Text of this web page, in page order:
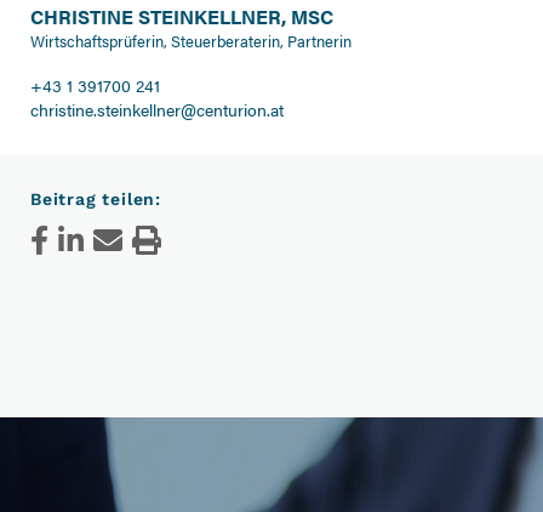
CHRISTINE STEINKELLNER, MSC
Wirtschaftsprüferin, Steuerberaterin, Partnerin
+43 1 391700 241
christine.steinkellner@centurion.at
Beitrag teilen: